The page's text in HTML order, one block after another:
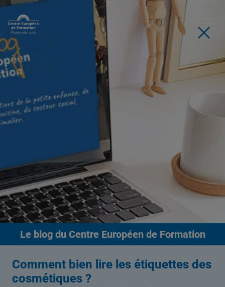
Le blogdu Centre Européen de Formation
Comment bien lire les étiquettes des
cosmétiques ?